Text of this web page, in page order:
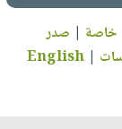
| صدر
|
English